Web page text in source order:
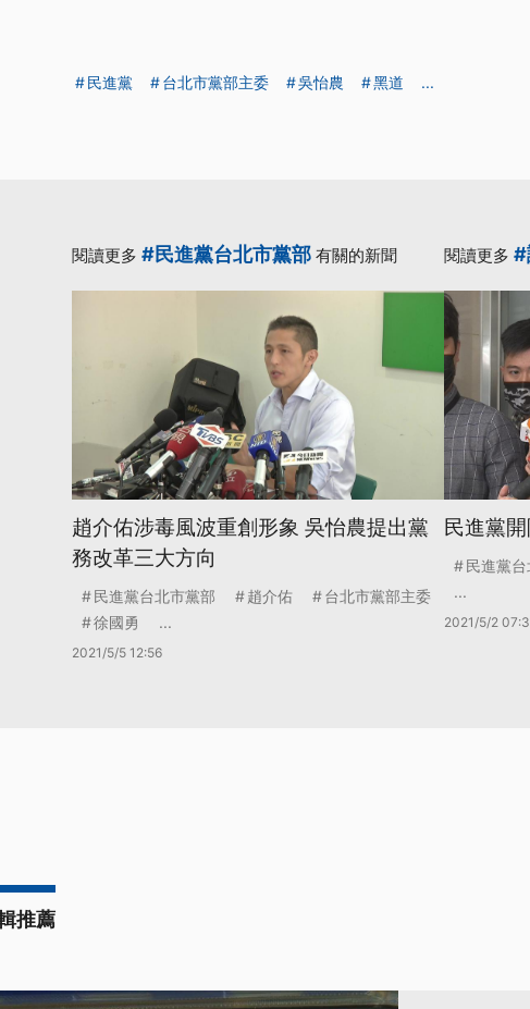
民進黨 台北市黨部主委 吳怡農 黑道 ...
閱讀更多 #民進黨台北市黨部 有關的新聞
趙介佑涉毒風波重創形象 吳怡農提出黨
務改革三大方向
民進黨台北市黨部 趙介佑
台北市黨部主委
徐國勇
...
2021/5/5 12:56
閱讀更多 #
民進黨
民進黨
...
2021/5/2
推薦